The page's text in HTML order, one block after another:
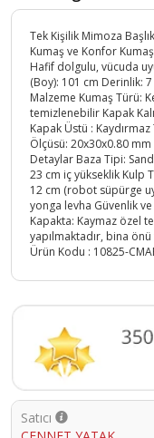
Tek Kişilik Mimoza
Kumaş ve Konfor
Hafif dolgulu, vücuda
(Boy): 101 cm Derinlik:
Malzeme Kumaş Türü:
temizlenebilir Kapak
Kapak Üstü : Kaydırmaz
Ölçüsü: 20x30x0.80 mm
Detaylar Baza Tipi:
23 cm iç yükseklik Kulp
12 cm (robot süpürge
yonga levha Güvenlik ve
Kapakta: Kaymaz özel
yapılmaktadır, bina
Ürün Kodu : 10825-
Satıcı